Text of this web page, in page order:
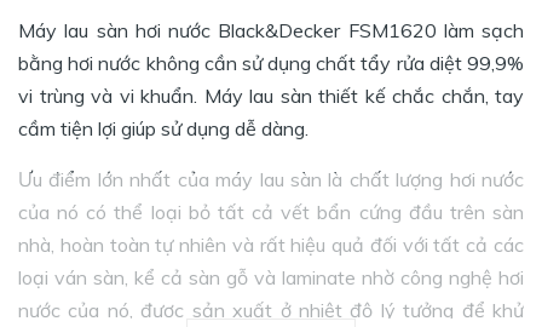
Máy lau sàn hơi nước Black&Decker FSM1620 làm sạch
bằng hơi nước không cần sử dụng chất tẩy rửa diệt 99,9%
vi trùng và vi khuẩn. Máy lau sàn thiết kế chắc chắn, tay
cầm tiện lợi giúp sử dụng dễ dàng.
Ưu điểm lớn nhất của máy lau sàn là chất lượng hơi nước
của nó có thể loại bỏ tất cả vết bẩn cứng đầu trên sàn
nhà, hoàn toàn tự nhiên và rất hiệu quả đối với tất cả các
loại ván sàn, kể cả sàn gỗ và laminate nhờ công nghệ hơi
nước của nó, được sản xuất ở nhiệt độ lý tưởng để khử